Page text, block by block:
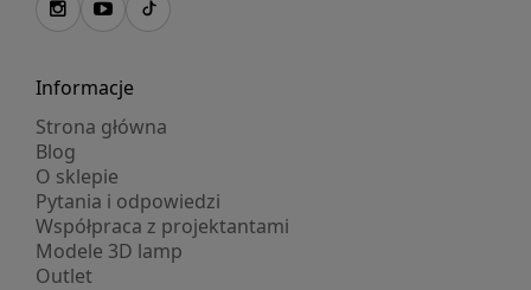
Informacje
Strona główna
Blog
O sklepie
Pytania i odpowiedzi
Współpraca z projektantami
Modele 3D lamp
Outlet